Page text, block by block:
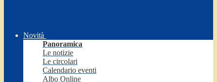
Novità
Panoramica
Le notizie
Le circolari
Calendario eventi
Albo Online